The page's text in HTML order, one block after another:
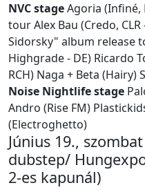
NVC stageAgoria (Infiné,
tour Alex Bau (Credo,
Sidorsky" album release
Highgrade - DE) Ricardo
RCH) Naga + Beta (Hairy)
Noise Nightlife stage
Andro (Rise FM)
(Electroghetto)
Június 19.,
dubstep/
2-es kapunál)